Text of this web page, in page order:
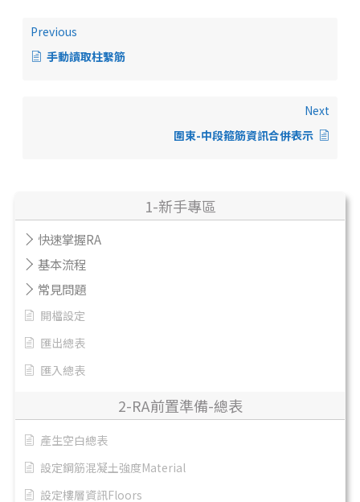
1-新手專區
快速掌握RA
基本流程
常見問題
開檔設定
匯出總表
匯入總表
2-RA前置準備-總表
產生空白總表
設定鋼筋混凝土強度Material
設定樓層資訊Floors
Previous
手動讀取柱繫筋
Next
圍束-中段箍筋資訊合併表示